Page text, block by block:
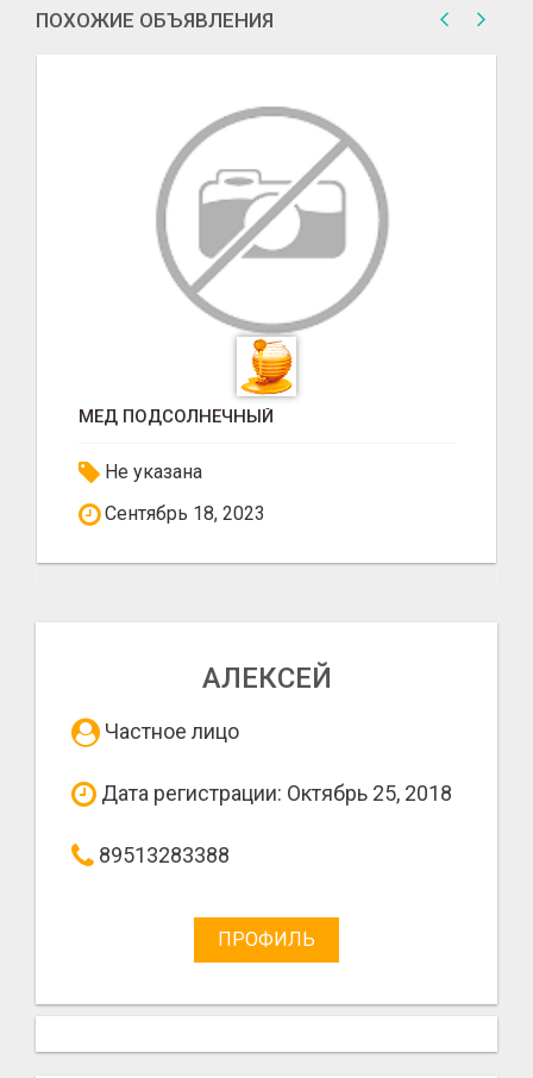
ПОХОЖИЕ ОБЪЯВЛЕНИЯ
МЕД ПОДСОЛНЕЧНЫЙ
Не указана
Сентябрь 18, 2023
АЛЕКСЕЙ
Частное лицо
Дата регистрации: Октябрь 25, 2018
89513283388
ПРОФИЛЬ